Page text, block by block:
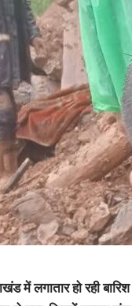
में लगातार हो रही